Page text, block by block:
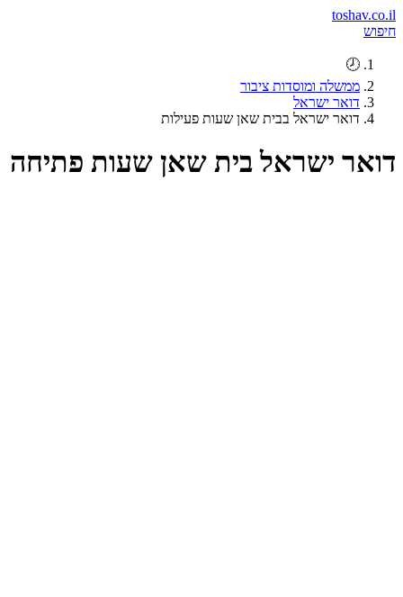
toshav.co.il
חיפוש
🕗
ממשלה ומוסדות ציבור
דואר ישראל
דואר ישראל בבית שאן שעות פעילות
דואר ישראל בית שאן שעות פתיחה